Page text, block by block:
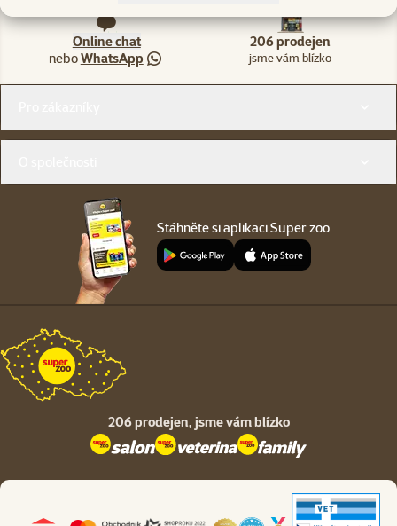
Online chat
neboWhatsApp
206 prodejen
jsme vám blízko
Stáhněte si aplikaci Super zoo
206 prodejen, jsme vám blízko